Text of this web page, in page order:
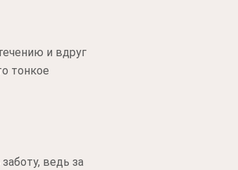
и вдруг
тонкое
ведь за